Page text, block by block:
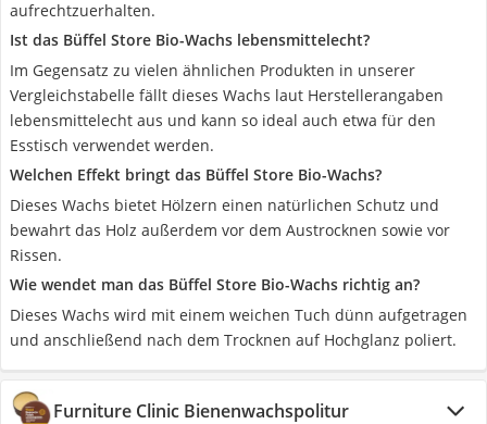
aufrechtzuerhalten.
Ist das Büffel Store Bio-Wachs lebensmittelecht?
Im Gegensatz zu vielen ähnlichen Produkten in unserer
Vergleichstabelle fällt dieses Wachs laut Herstellerangaben
lebensmittelecht aus und kann so ideal auch etwa für den
Esstisch verwendet werden.
Welchen Effekt bringt das Büffel Store Bio-Wachs?
Dieses Wachs bietet Hölzern einen natürlichen Schutz und
bewahrt das Holz außerdem vor dem Austrocknen sowie vor
Rissen.
Wie wendet man das Büffel Store Bio-Wachs richtig an?
Dieses Wachs wird mit einem weichen Tuch dünn aufgetragen
und anschließend nach dem Trocknen auf Hochglanz poliert.
Furniture Clinic Bienenwachspolitur